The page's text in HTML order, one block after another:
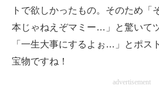
トで欲しかったもの。そのため「
本じゃねえぞマミー…」と驚いて
「一生大事にするよぉ…」とポス
宝物ですね！
advertisement